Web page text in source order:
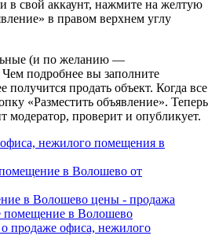
в свой аккаунт, нажмите на желтую
в правом верхнем углу
(и по желанию —
подробнее вы заполните
получится продать объект. Когда все
«Разместить объявление». Теперь
модератор, проверит и опубликует.
нежилого помещения в
в Волошево от
в Волошево цены - продажа
помещение в Волошево
о продаже офиса, нежилого